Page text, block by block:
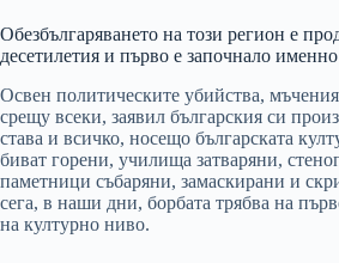
Обезбългаряването на този регион е
десетилетия и първо е започнало именно
Освен политическите убийства,
срещу всеки, заявил българския си
става и всичко, носещо българската
биват горени, училища затваряни,
паметници събаряни, замаскирани и
сега, в наши дни, борбата трябва на
на културно ниво.